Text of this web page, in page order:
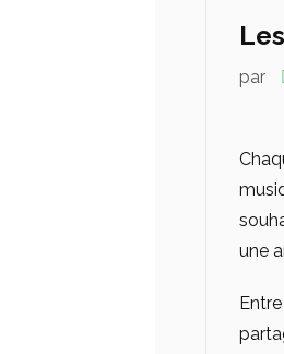
par
une